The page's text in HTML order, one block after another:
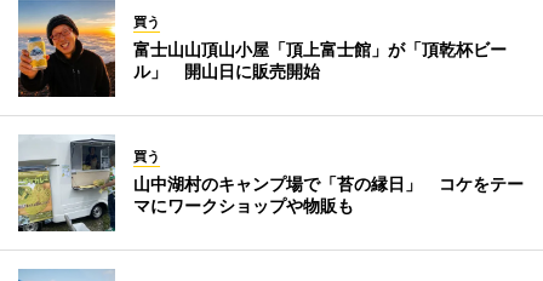
買う
富士山山頂山小屋「頂上富士館」が「頂乾杯ビー
ル」 開山日に販売開始
買う
山中湖村のキャンプ場で「苔の縁日」 コケをテー
マにワークショップや物販も